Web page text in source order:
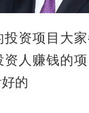
资项目大家
资人赚钱的
的